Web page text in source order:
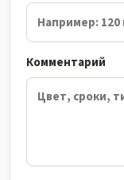
Комментарий